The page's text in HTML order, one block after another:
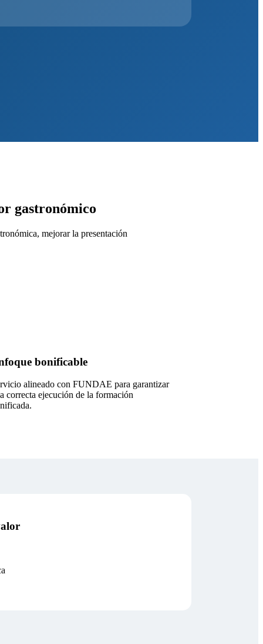
gastronómico
mejorar la presentación
bonificable
alineado con FUNDAE para garantizar
correcta ejecución de la formación